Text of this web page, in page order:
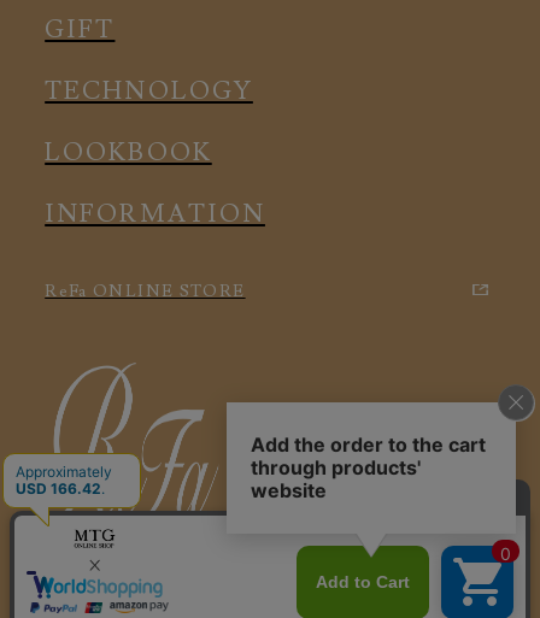
アクセサリー
ルームウェア
アクセサリー
GIFT
TECHNOLOGY
LOOKBOOK
INFORMATION
ReFa ONLINE STORE
特定商取引に関する法律に基づく表記 利用規約
会社概要
個人情報保護方針